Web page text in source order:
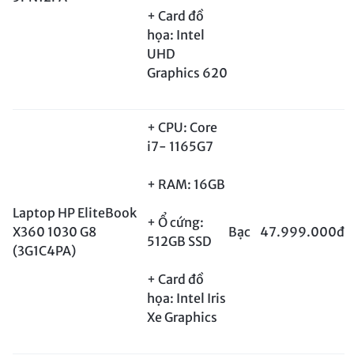
+ Card đồ
họa: Intel
UHD
Graphics 620
Laptop HP EliteBook
X360 1030 G8
(3G1C4PA)
+ CPU: Core
i7- 1165G7
+ RAM: 16GB
+ Ổ cứng:
512GB SSD
+ Card đồ
họa: Intel Iris
Xe Graphics
Bạc 47.999.000đ